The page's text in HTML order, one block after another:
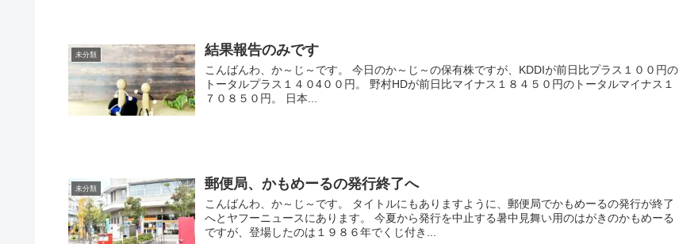
未分類 結果報告のみです
こんばんわ、か～じ～です。 今日のか～じ～の保有株ですが、KDDIが前日比プラス１００円の
トータルプラス１４０4００円。 野村HDが前日比マイナス１８４５０円のトータルマイナス１
７０８５０円。 日本...
未分類 郵便局、かもめーるの発行終了へ
こんばんわ、か～じ～です。 タイトルにもありますように、郵便局でかもめーるの発行が終了
へとヤフーニュースにあります。 今夏から発行を中止する暑中見舞い用のはがきのかもめーる
ですが、登場したのは１９８６年でくじ付き...